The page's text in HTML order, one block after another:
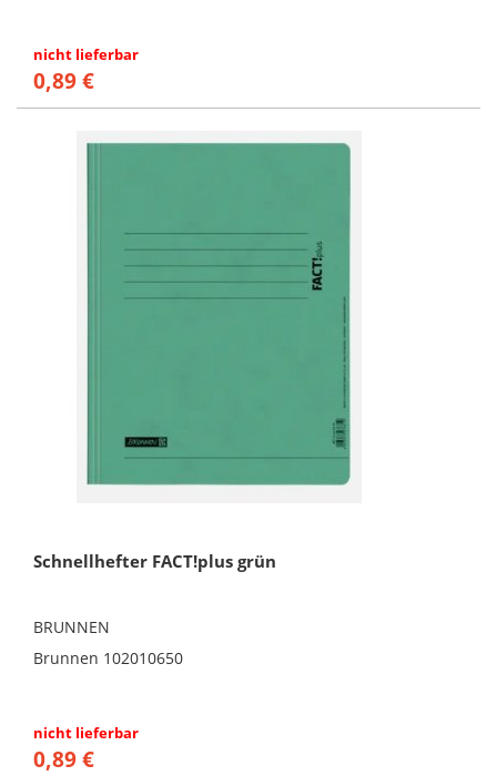
nicht lieferbar
0,89 €
Schnellhefter FACT!plus grün
BRUNNEN
Brunnen 102010650
nicht lieferbar
0,89 €